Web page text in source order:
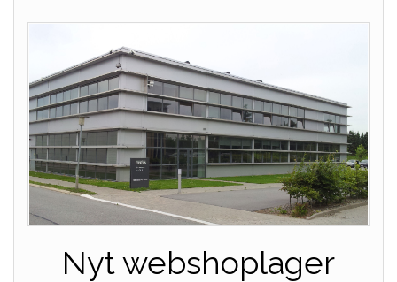
Nyt webshoplager